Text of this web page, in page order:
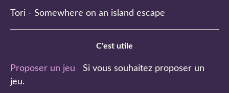
Tori - Somewhere on an island escape
C'est utile
Proposer un jeu Si vous souhaitez proposer un
jeu.